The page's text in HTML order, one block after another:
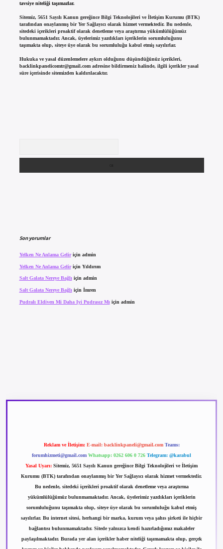
tavsiye niteliği taşımazlar.
Sitemiz, 5651 Sayılı Kanun gereğince Bilgi Teknolojileri ve İletişim Kurumu (BTK)
tarafından onaylanmış bir Yer Sağlayıcı olarak hizmet vermektedir. Bu nedenle,
sitedeki içerikleri proaktif olarak denetleme veya araştırma yükümlülüğümüz
bulunmamaktadır. Ancak, üyelerimiz yazdıkları içeriklerin sorumluluğunu
taşımakta olup, siteye üye olarak bu sorumluluğu kabul etmiş sayılırlar.
Hukuka ve yasal düzenlemelere aykırı olduğunu düşündüğünüz içerikleri,
backlinkpanelicomtr@gmail.comadresine bildirmeniz halinde, ilgili içerikler yasal
süre içerisinde sitemizden kaldırılacaktır.
Son yorumlar
Yelken Ne Anlama Geliriçin admin
Yelken Ne Anlama Geliriçin Yıldırım
Salt Galata Nereye Bağlıiçin admin
Salt Galata Nereye Bağlı için İmren
Pudralı Eldiven Mi Daha Iyi Pudrasız Mı için admin
Reklam ve İletişim: E-mail: backlinkpaneli@gmail.com Teams:
forumhizmeti@gmail.com Whatsapp: 0262 606 0 726 Telegram: @karabul
Yasal Uyarı: Sitemiz, 5651 Sayılı Kanun gereğince Bilgi Teknolojileri ve İletişim
Kurumu (BTK) tarafından onaylanmış bir Yer Sağlayıcı olarak hizmet vermektedir.
Bu nedenle, sitedeki içerikleri proaktif olarak denetleme veya araştırma
yükümlülüğümüz bulunmamaktadır. Ancak, üyelerimiz yazdıkları içeriklerin
sorumluluğunu taşımakta olup, siteye üye olarak bu sorumluluğu kabul etmiş
sayılırlar. Bu internet sitesi, herhangi bir marka, kurum veya şahıs şirketi ile hiçbir
bağlantısı bulunmamaktadır. Sitede yalnızca kendi hazırladığımız makaleler
paylaşılmaktadır. Burada yer alan içerikler haber niteliği taşımamakta olup, gerçek